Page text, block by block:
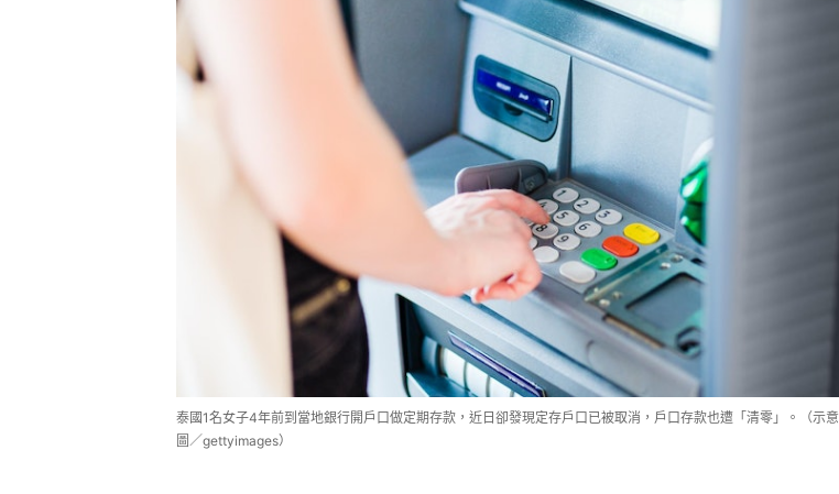
泰國1名女子4年前到當地銀行開戶口做定期存款，近日卻發現定存戶口已被取消，戶口存款也遭「清零」。（示意
圖／gettyimages）